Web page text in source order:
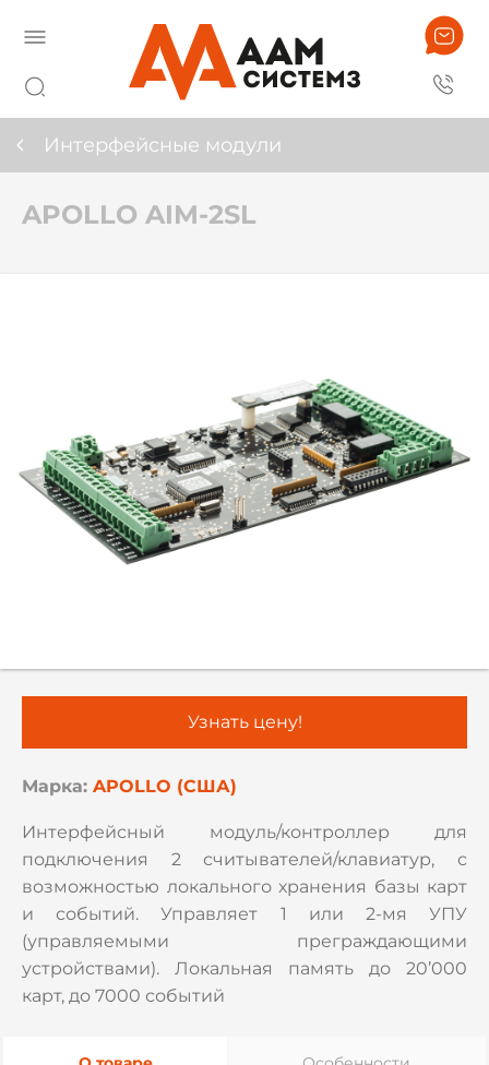
Интерфейсные модули
APOLLO AIM-2SL
Марка: APOLLO (США)
Интерфейсный модуль/контроллер для
подключения 2 считывателей/клавиатур, с
возможностью локального хранения базы карт
и событий. Управляет 1 или 2-мя УПУ
(управляемыми преграждающими
устройствами). Локальная память до 20’000
карт, до 7000 событий
Узнать цену!